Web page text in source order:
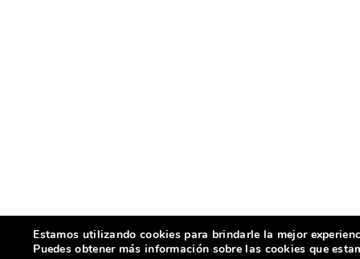
Estamos utilizando cookies para brindarle la mejor
Puedes obtener más información sobre las cookies que